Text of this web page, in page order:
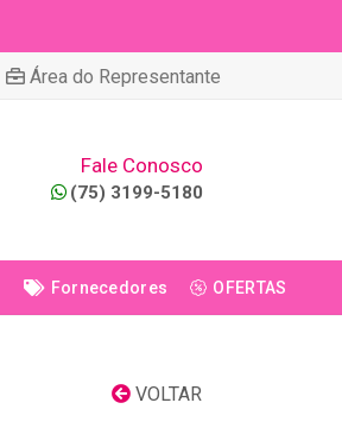
Área do Representante
Fale Conosco
(75) 3199-5180
Fornecedores OFERTAS
VOLTAR